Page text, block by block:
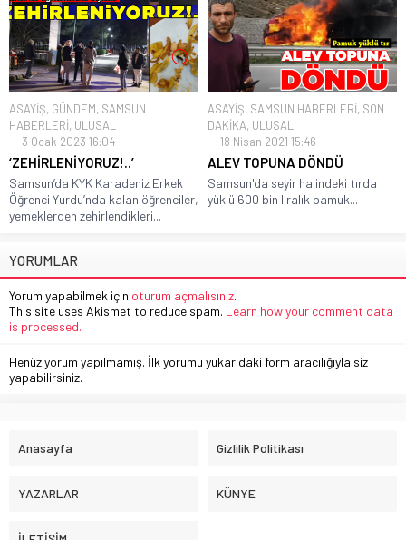
ASAYİŞ, GÜNDEM, SAMSUN
HABERLERİ, ULUSAL
3 Ocak 2023 16:04
‘ZEHİRLENİYORUZ!..’
Samsun’da KYK Karadeniz Erkek
Öğrenci Yurdu’nda kalan öğrenciler,
yemeklerden zehirlendikleri...
ASAYİŞ, SAMSUN HABERLERİ, SON
DAKİKA, ULUSAL
18 Nisan 2021 15:46
ALEV TOPUNA DÖNDÜ
Samsun'da seyir halindeki tırda
yüklü 600 bin liralık pamuk...
YORUMLAR
Yorum yapabilmek için oturum açmalısınız.
This site uses Akismet to reduce spam. Learn how your comment data
is processed.
Henüz yorum yapılmamış. İlk yorumu yukarıdaki form aracılığıyla siz
yapabilirsiniz.
Anasayfa Gizlilik Politikası
YAZARLAR KÜNYE